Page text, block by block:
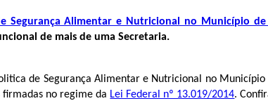
Segurança Alimentar e Nutricional no Município de
de mais de uma Secretaria.
de Segurança Alimentar e Nutricional no Município
no regime da Lei Federal nº 13.019/2014.